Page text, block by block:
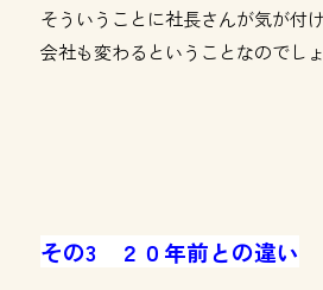
そういうことに社長さんが気が付け
会社も変わるということなのでしょ
その3 ２０年前との違い